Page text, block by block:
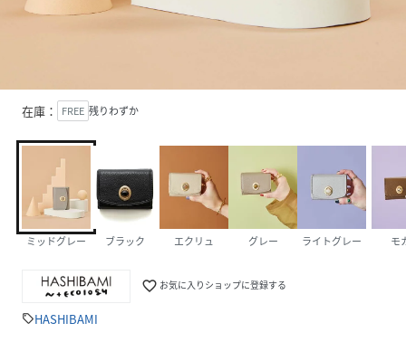
在庫： FREE 残りわずか
ミッドグレー ブラック エクリュ グレー ライトグレー モ
favorite_border お気に入りショップに登録する
sellHASHIBAMI